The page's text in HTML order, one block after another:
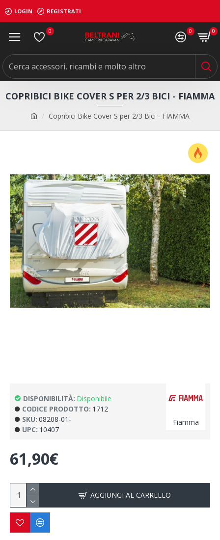
LOGIN REGISTRATI
0 0 0
Copribici Bike Cover S per 2/3 Bici - FIAMMA
COPRIBICI BIKE COVER S PER 2/3 BICI - FIAMMA
DISPONIBILITÀ: Disponibile
CODICE PRODOTTO: 1712
SKU: 08208-01-
UPC: 10407
Fiamma
61,90€
AGGIUNGI AL CARRELLO